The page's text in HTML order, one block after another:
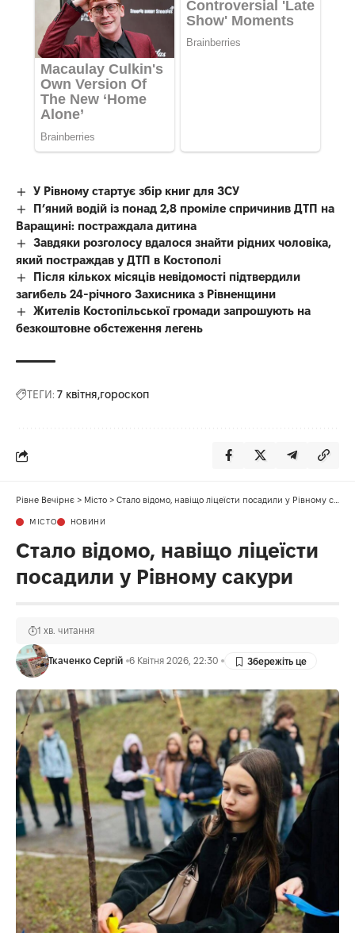
У Рівному стартує збір книг для ЗСУ
П’яний водій із понад 2,8 проміле спричинив ДТП на
Варащині: постраждала дитина
Завдяки розголосу вдалося знайти рідних чоловіка,
який постраждав у ДТП в Костополі
Після кількох місяців невідомості підтвердили
загибель 24-річного Захисника з Рівненщини
Жителів Костопільської громади запрошують на
безкоштовне обстеження легень
ТЕГИ: 7 квітня гороскоп
Рівне Вечірнє > Місто > Стало відомо, навіщо ліцеїсти посадили у Рівному сакури
МІСТО НОВИНИ
Стало відомо, навіщо ліцеїсти
посадили у Рівному сакури
Ткаченко Сергій 6 Квітня 2026, 22:30
1 хв. читання